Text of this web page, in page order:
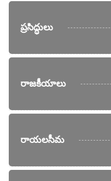
ప్రసిద్ధులు
రాజకీయాలు
రాయలసీమ